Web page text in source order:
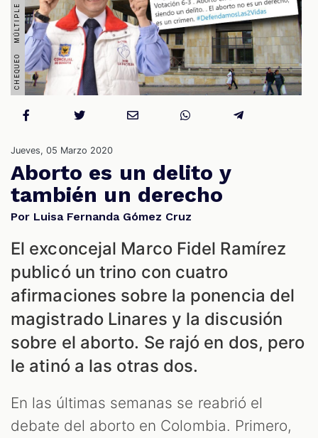
Jueves, 05 Marzo 2020
Aborto es un delito y
también un derecho
Por Luisa Fernanda Gómez Cruz
El exconcejal Marco Fidel Ramírez
publicó un trino con cuatro
afirmaciones sobre la ponencia del
magistrado Linares y la discusión
sobre el aborto. Se rajó en dos, pero
le atinó a las otras dos.
En las últimas semanas se reabrió el
debate del aborto en Colombia. Primero,